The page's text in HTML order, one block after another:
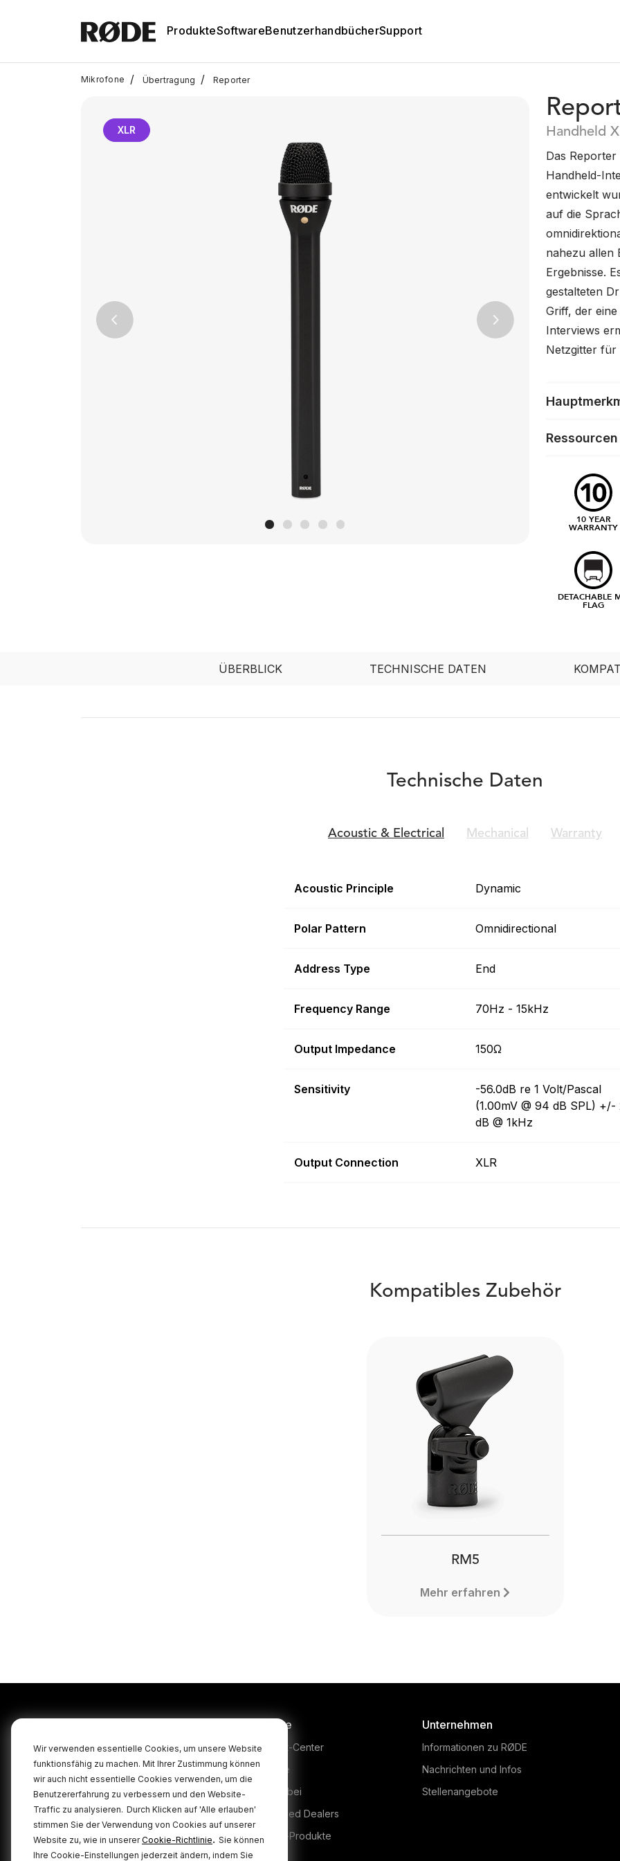
Wir verwenden essentielle Cookies, um unsere Website
funktionsfähig zu machen. Mit Ihrer Zustimmung können
wir auch nicht essentielle Cookies verwenden, um die
Benutzererfahrung zu verbessern und den Website-
Traffic zu analysieren. Durch Klicken auf 'Alle erlauben'
stimmen Sie der Verwendung von Cookies auf unserer
Website zu, wie in unsererCookie-Richtlinie. Sie können
Ihre Cookie-Einstellungen jederzeit ändern, indem Sie
ProdukteSoftwareBenutzerhandbücherSupport
Mikrofone / Übertragung / Reporter
Previous Next
XLR
Handheld
Das
Handheld-
entwickelt
auf die
nahezu allen
Ergebnisse.
gestalteten
Griff, der
Interviews
Netzgitter für
Ressourcen
10 YEAR
WARRANTY
DETACHABLE
FLAG
ÜBERBLICK TECHNISCHE DATEN
Technische Daten
Acoustic & Electrical Mechanical Warranty
Acoustic Principle Dynamic
Polar Pattern Omnidirectional
Address Type End
Frequency Range 70Hz - 15kHz
Output Impedance 150Ω
Sensitivity
-56.0dB re 1 Volt/Pascal
(1.00mV @ 94 dB SPL) +/-
dB @ 1kHz
Output Connection XLR
Kompatibles Zubehör
RM5
Mehr erfahren
Microphones
Headphones
Interfaces and Mixers
Accessories
Kits
Apparel
Service
Support-Center
Garantie
Kaufen bei
Authorised Dealers
Legacy-Produkte
Unternehmen
Informationen zu RØDE
Nachrichten und Infos
Stellenangebote